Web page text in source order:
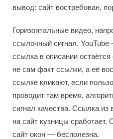
вывод: сайт востребован,
Горизонтальные видео,
ссылочный сигнал.
ссылка в описании
не сам факт ссылки, а её
ссылке кликают, если
проводит там время,
сигнал качества. Ссылка
на сайт кузницы сработает.
сайт окон — бесполезна.